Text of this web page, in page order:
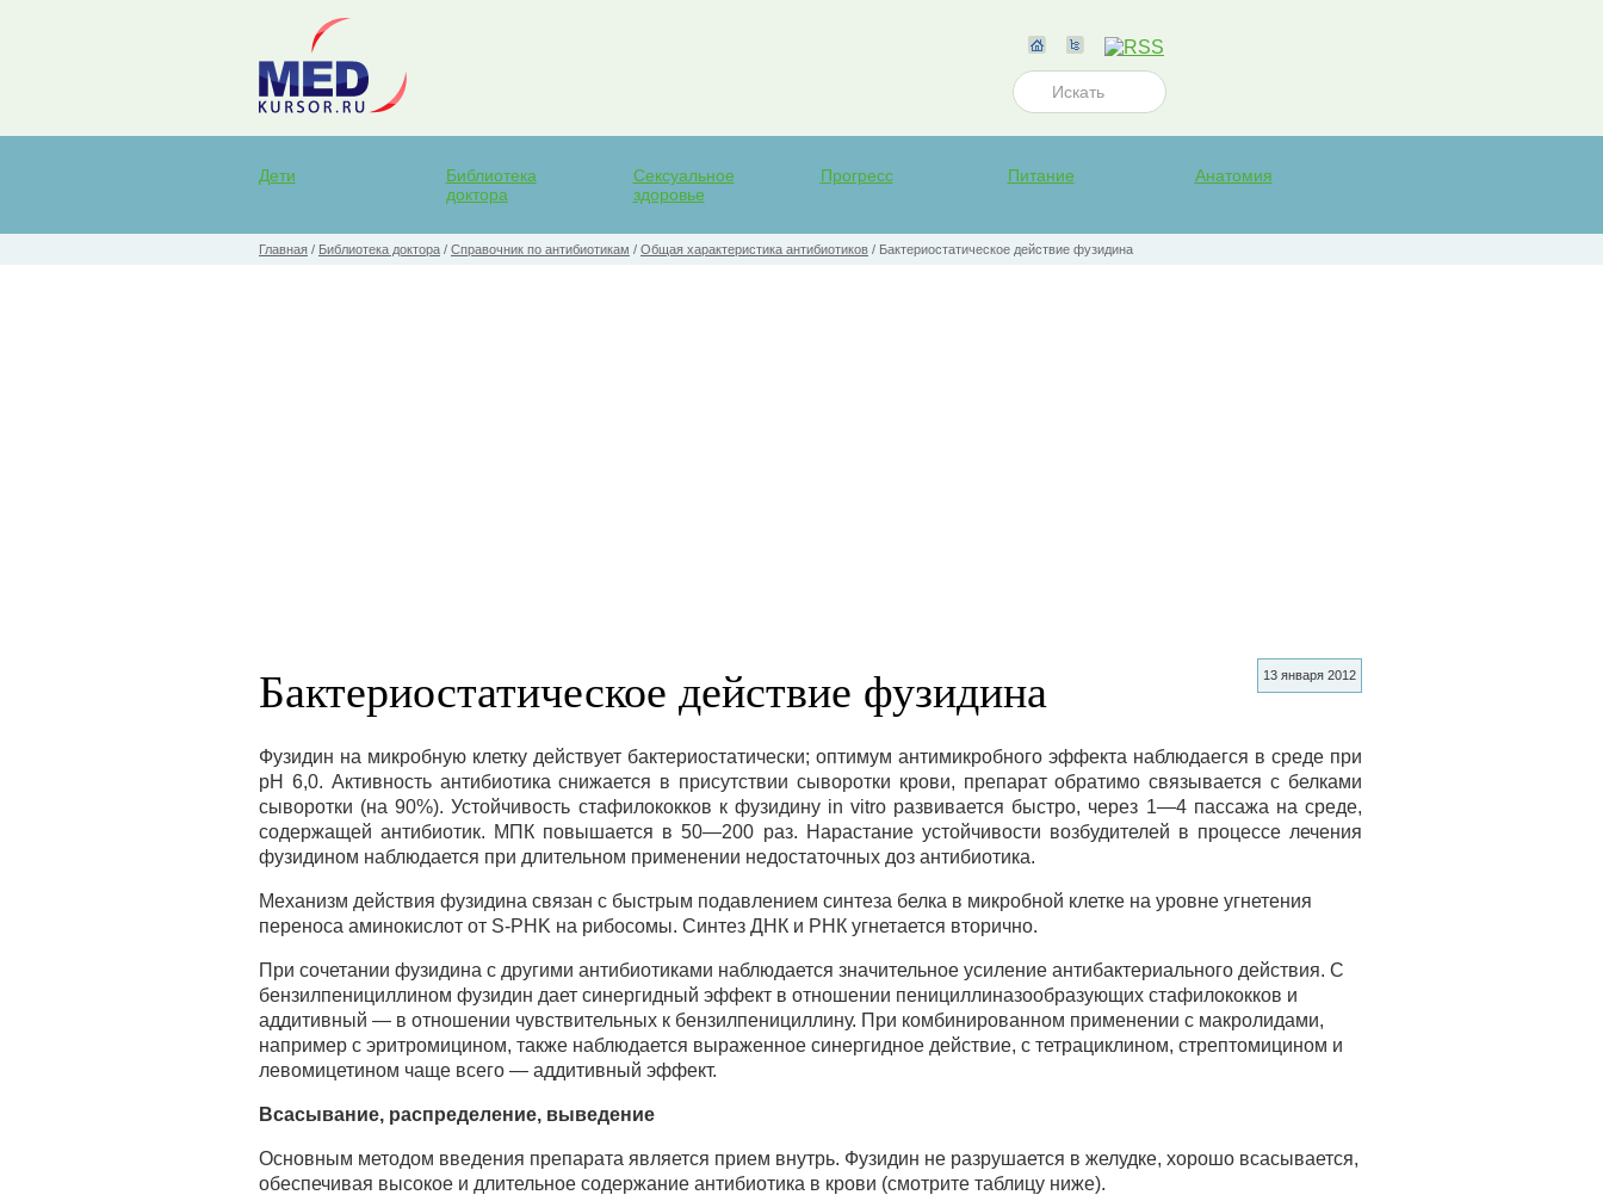
Дети
Библиотека
доктора
Сексуальное
здоровье
Прогресс Питание Анатомия
Главная / Библиотека доктора / Справочник по антибиотикам / Общая характеристика антибиотиков / Бактериостатическое действие фузидина
13 января 2012
Бактериостатическое действие фузидина
Фузидин на микробную клетку действует бактериостатически; оптимум антимикробного эффекта наблюдаегся в среде при
рН 6,0. Активность антибиотика снижается в присутствии сыворотки крови, препарат обратимо связывается с белками
сыворотки (на 90%). Устойчивость стафилококков к фузидину in vitro развивается быстро, через 1—4 пассажа на среде,
содержащей антибиотик. МПК повышается в 50—200 раз. Нарастание устойчивости возбудителей в процессе лечения
фузидином наблюдается при длительном применении недостаточных доз антибиотика.
Механизм действия фузидина связан с быстрым подавлением синтеза белка в микробной клетке на уровне угнетения
переноса аминокислот от S-PHK на рибосомы. Синтез ДНК и РНК угнетается вторично.
При сочетании фузидина с другими антибиотиками наблюдается значительное усиление антибактериального действия. С
бензилпенициллином фузидин дает синергидный эффект в отношении пенициллиназообразующих стафилококков и
аддитивный — в отношении чувствительных к бензилпенициллину. При комбинированном применении с макролидами,
например с эритромицином, также наблюдается выраженное синергидное действие, с тетрациклином, стрептомицином и
левомицетином чаще всего — аддитивный эффект.
Всасывание, распределение, выведение
Основным методом введения препарата является прием внутрь. Фузидин не разрушается в желудке, хорошо всасывается,
обеспечивая высокое и длительное содержание антибиотика в крови (смотрите таблицу ниже).